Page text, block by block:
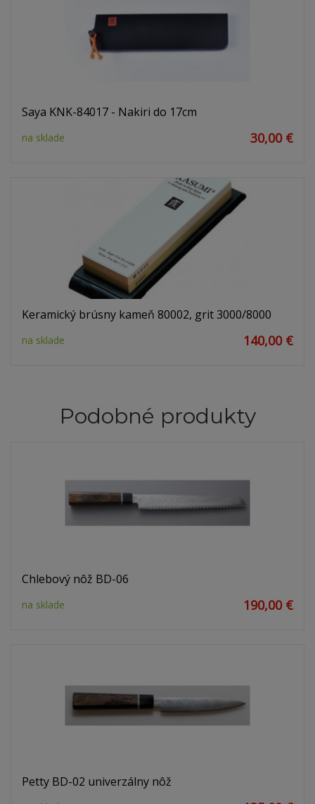
Saya KNK-84017 - Nakiri do 17cm
na sklade 30,00 €
Keramický brúsny kameň 80002, grit 3000/8000
na sklade 140,00 €
Podobné produkty
Chlebový nôž BD-06
na sklade 190,00 €
Petty BD-02 univerzálny nôž